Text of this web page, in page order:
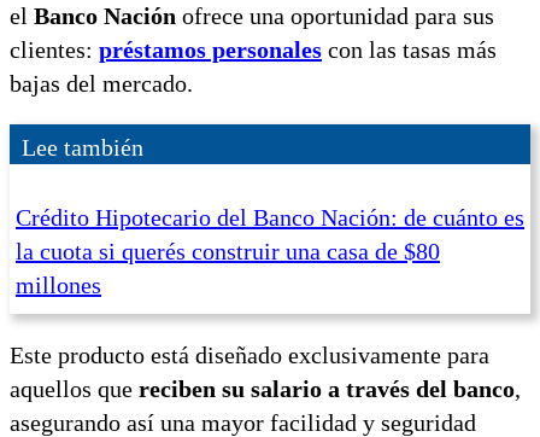
el Banco Nación ofrece una oportunidad para sus
clientes: préstamos personales con las tasas más
bajas del mercado.
Lee también
Crédito Hipotecario del Banco Nación: de cuánto es
la cuota si querés construir una casa de $80
millones
Este producto está diseñado exclusivamente para
aquellos que reciben su salario a través del banco,
asegurando así una mayor facilidad y seguridad